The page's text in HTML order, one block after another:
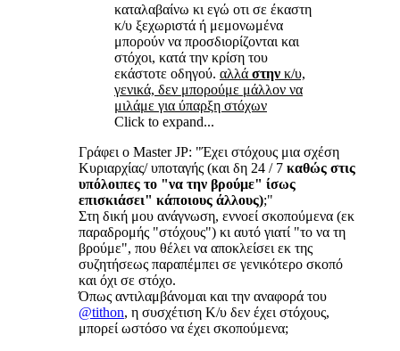
καταλαβαίνω κι εγώ οτι σε έκαστη
κ/υ ξεχωριστά ή μεμονωμένα
μπορούν να προσδιορίζονται και
στόχοι, κατά την κρίση του
εκάστοτε οδηγού. αλλά στην κ/υ,
γενικά, δεν μπορούμε μάλλον να
μιλάμε για ύπαρξη στόχων
Click to expand...
Γράφει ο Master JP: "Έχει στόχους μια σχέση
Κυριαρχίας/ υποταγής (και δη 24 / 7 καθώς στις
υπόλοιπες το "να την βρούμε" ίσως
επισκιάσει" κάποιους άλλους);"
Στη δική μου ανάγνωση, εννοεί σκοπούμενα (εκ
παραδρομής "στόχους") κι αυτό γιατί "το να τη
βρούμε", που θέλει να αποκλείσει εκ της
συζητήσεως παραπέμπει σε γενικότερο σκοπό
και όχι σε στόχο.
Όπως αντιλαμβάνομαι και την αναφορά του
@tithon, η συσχέτιση Κ/υ δεν έχει στόχους,
μπορεί ωστόσο να έχει σκοπούμενα;